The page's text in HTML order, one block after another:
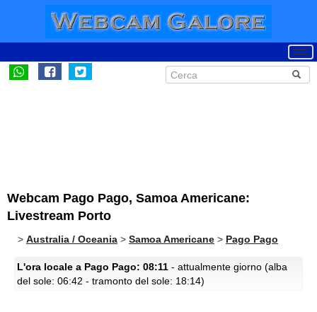
Webcam Pago Pago, Samoa Americane:
Livestream Porto
> Australia / Oceania > Samoa Americane > Pago Pago
L'ora locale a Pago Pago: 08:11 - attualmente giorno (alba
del sole: 06:42 - tramonto del sole: 18:14)